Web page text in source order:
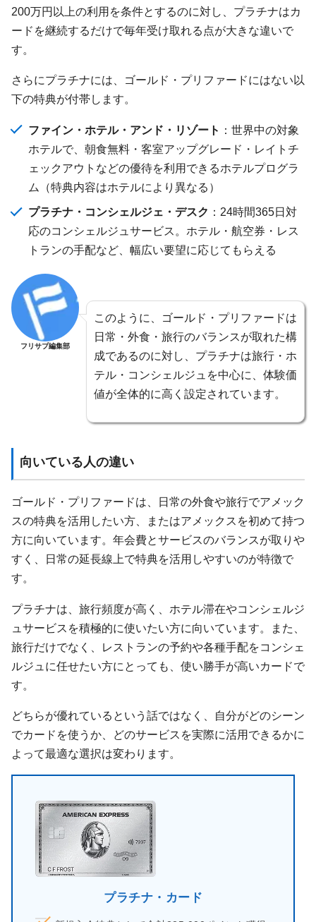
200万円以上の利用を条件とするのに対し、プラチナはカ
ードを継続するだけで毎年受け取れる点が大きな違いで
す。
さらにプラチナには、ゴールド・プリファードにはない以
下の特典が付帯します。
ファイン・ホテル・アンド・リゾート ：世界中の対象
ホテルで、朝食無料・客室アップグレード・レイトチ
ェックアウトなどの優待を利用できるホテルプログラ
ム（特典内容はホテルにより異なる）
プラチナ・コンシェルジェ・デスク ：24時間365日対
応のコンシェルジュサービス。ホテル・航空券・レス
トランの手配など、幅広い要望に応じてもらえる
フリサプ編集部
このように、ゴールド・プリファードは
日常・外食・旅行のバランスが取れた構
成であるのに対し、プラチナは旅行・ホ
テル・コンシェルジュを中心に、体験価
値が全体的に高く設定されています。
向いている人の違い
ゴールド・プリファードは、日常の外食や旅行でアメック
スの特典を活用したい方、またはアメックスを初めて持つ
方に向いています。年会費とサービスのバランスが取りや
すく、日常の延長線上で特典を活用しやすいのが特徴で
す。
プラチナは、旅行頻度が高く、ホテル滞在やコンシェルジ
ュサービスを積極的に使いたい方に向いています。また、
旅行だけでなく、レストランの予約や各種手配をコンシェ
ルジュに任せたい方にとっても、使い勝手が高いカードで
す。
どちらが優れているという話ではなく、自分がどのシーン
でカードを使うか、どのサービスを実際に活用できるかに
よって最適な選択は変わります。
プラチナ・カード